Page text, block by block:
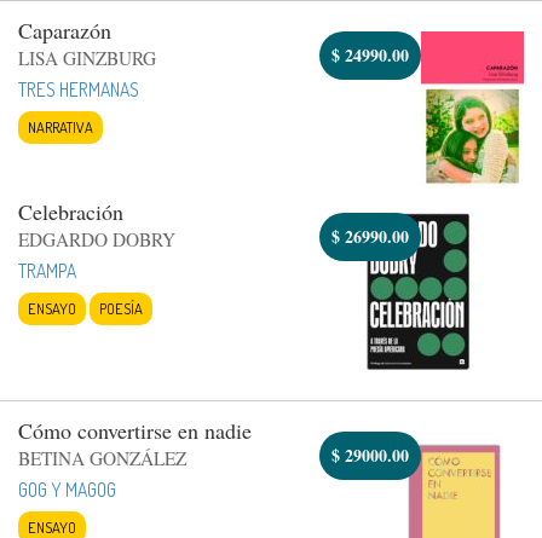
Caparazón
LISA GINZBURG
TRES HERMANAS
NARRATIVA
$24990.00
Celebración
EDGARDO DOBRY
TRAMPA
ENSAYO POESÍA
$26990.00
Cómo convertirse en nadie
BETINA GONZÁLEZ
GOG Y MAGOG
ENSAYO
$29000.00